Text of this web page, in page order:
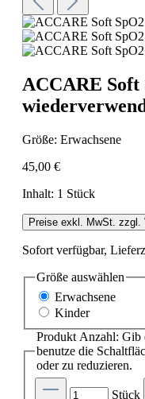
ACCARE Soft
Größe: Erwachsene
45,00 €
Inhalt: 1 Stück
Preise exkl. MwSt. zzgl.
Sofort verfügbar,
Größe auswählen
Erwachsene
Kinder
Produkt Anzahl: Gib
benutze die
oder zu reduzieren.
Stück